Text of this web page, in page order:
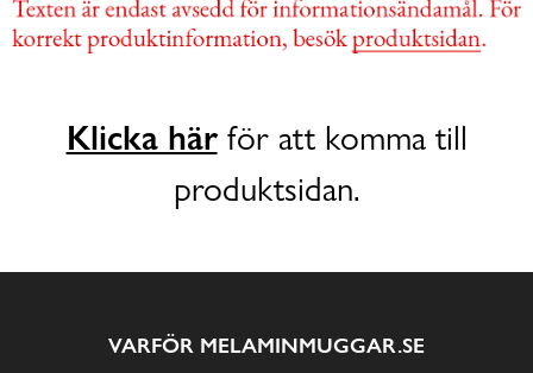
Klicka härför att komma till
produktsidan.
VARFÖR MELAMINMUGGAR.SE